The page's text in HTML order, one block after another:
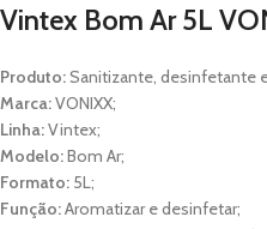
Vintex Bom Ar 5L
Produto:Sanitizante, desinfetante
Marca:VONIXX;
Linha:Vintex;
Modelo:Bom Ar;
Formato: 5L;
Função:Aromatizar e desinfetar;